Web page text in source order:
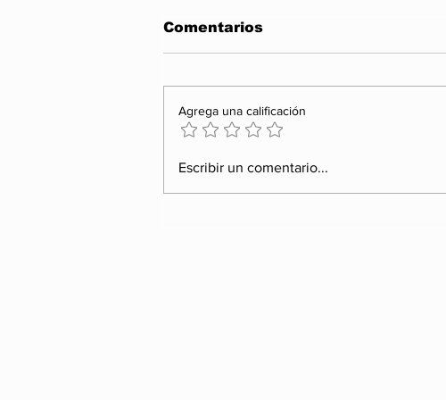
El amanecer de San
hogueras se apagan y
Comentarios
Agrega una calificación
Escribir un comentario...